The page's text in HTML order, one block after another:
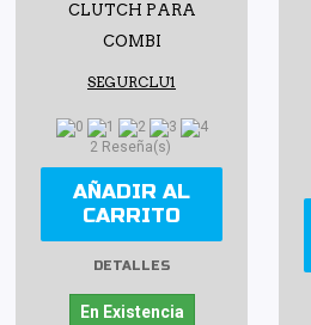
CLUTCH PARA
COMBI
SEGURCLU1
2 Reseña(s)
AÑADIR AL
CARRITO
DETALLES
En Existencia